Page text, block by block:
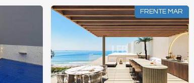
FRENTE MAR